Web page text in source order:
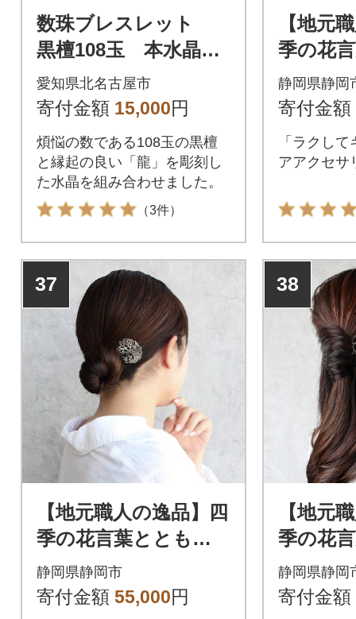
数珠ブレスレット
黒檀108玉 本水晶
龍彫入 三重巻きブレ
ス&ネックレス
愛知県北名古屋市
寄付金額 15,000円
煩悩の数である108玉の黒檀
と縁起の良い「龍」を彫刻し
た水晶を組み合わせました。
（3件）
【地元
季の花
想いを
し「デ
静岡県静岡
寄付金額
「ラクし
アアクセサ
37
【地元職人の逸品】四
季の花言葉とともに
想いを贈る かんざ
し「ダリア」
静岡県静岡市
寄付金額 55,000円
38
【地元
季の花
想いを
し「山
静岡県静岡
寄付金額